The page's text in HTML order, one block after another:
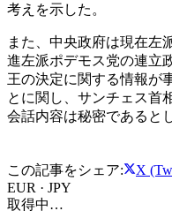
考えを示した。
また、中央政府は現在左
進左派ポデモス党の連立
王の決定に関する情報が
とに関し、サンチェス首
会話内容は秘密であると
この記事をシェア: X
EUR · JPY
取得中…